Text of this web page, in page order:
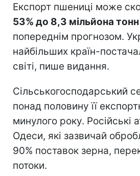
Експорт пшениці може
53% до 8,3 мільйона тонн
попереднім прогнозом.
найбільших країн-
світі, пише видання.
Сільськогосподарський
понад половину її
минулого року. Російські
Одеси, які зазвичай
90% поставок зерна,
потоки.